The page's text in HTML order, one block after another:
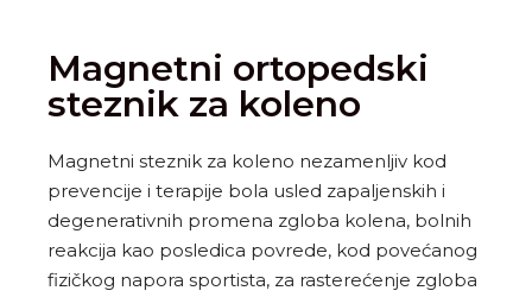
Magnetni ortopedski
steznik za koleno
Magnetni steznik za koleno nezamenljiv kod
prevencije i terapije bola usled zapaljenskih i
degenerativnih promena zgloba kolena, bolnih
reakcija kao posledica povrede, kod povećanog
fizičkog napora sportista, za rasterećenje zgloba